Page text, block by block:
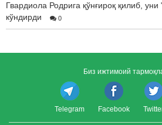
Гвардиола Родрига қўнғироқ қилиб,
кўндирди
0
Биз ижтимоий
Telegram Facebook